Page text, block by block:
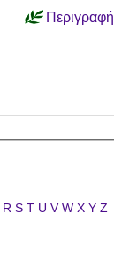
Περιγραφή
R S T U V W X Y Z